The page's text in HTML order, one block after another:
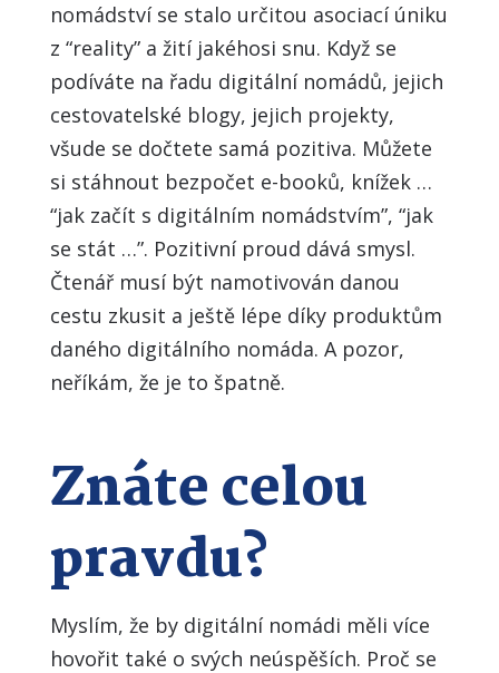
nomádství se stalo určitou asociací úniku
z “reality” a žití jakéhosi snu. Když se
podíváte na řadu digitální nomádů, jejich
cestovatelské blogy, jejich projekty,
všude se dočtete samá pozitiva. Můžete
si stáhnout bezpočet e-booků, knížek …
“jak začít s digitálním nomádstvím”, “jak
se stát …”. Pozitivní proud dává smysl.
Čtenář musí být namotivován danou
cestu zkusit a ještě lépe díky produktům
daného digitálního nomáda. A pozor,
neříkám, že je to špatně.
Znáte celou
pravdu?
Myslím, že by digitální nomádi měli více
hovořit také o svých neúspěších. Proč se